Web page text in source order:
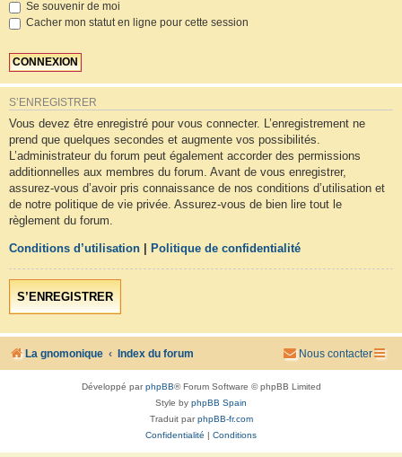
Se souvenir de moi
Cacher mon statut en ligne pour cette session
S’ENREGISTRER
Vous devez être enregistré pour vous connecter. L’enregistrement ne
prend que quelques secondes et augmente vos possibilités.
L’administrateur du forum peut également accorder des permissions
additionnelles aux membres du forum. Avant de vous enregistrer,
assurez-vous d’avoir pris connaissance de nos conditions d’utilisation et
de notre politique de vie privée. Assurez-vous de bien lire tout le
règlement du forum.
Conditions d’utilisation Politique de confidentialité
S’ENREGISTRER
La gnomonique Index du forum Nous contacter
Développé parphpBB® Forum Software © phpBB Limited
Style by phpBB Spain
Traduit parphpBB-fr.com
Confidentialité
Conditions